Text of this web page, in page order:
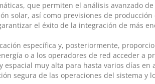
que permiten el análisis avanzado
solar, así como previsiones de
el éxito de la integración de más
específica y, posteriormente,
o a los operadores de red acceder a
muy alta para hasta varios días en
segura de las operaciones del sistema y